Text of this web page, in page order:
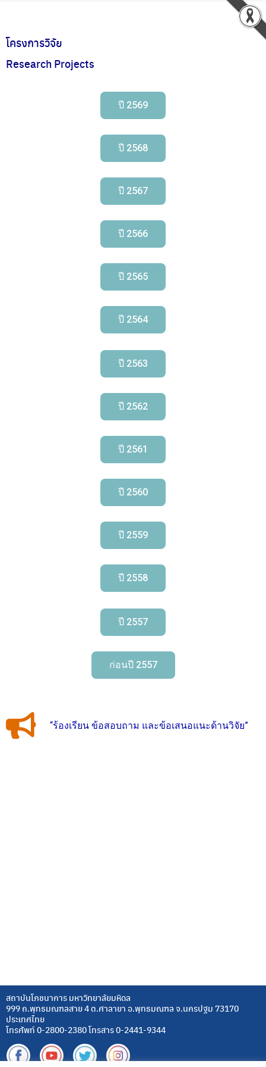
โครงการวิจัย
Research Projects
ปี 2569
ปี 2568
ปี 2567
ปี 2566
ปี 2565
ปี 2564
ปี 2563
ปี 2562
ปี 2561
ปี 2560
ปี 2559
ปี 2558
ปี 2557
ก่อนปี 2557
“ร้องเรียน ข้อสอบถาม และข้อเสนอแนะด้านวิจัย”
สถาบันโภชนาการ มหาวิทยาลัยมหิดล
999 ถ.พุทธมณฑลสาย 4 ต.ศาลายา อ.พุทธมณฑล จ.นครปฐม 73170
ประเทศไทย
โทรศัพท์ 0-2800-2380 โทรสาร 0-2441-9344